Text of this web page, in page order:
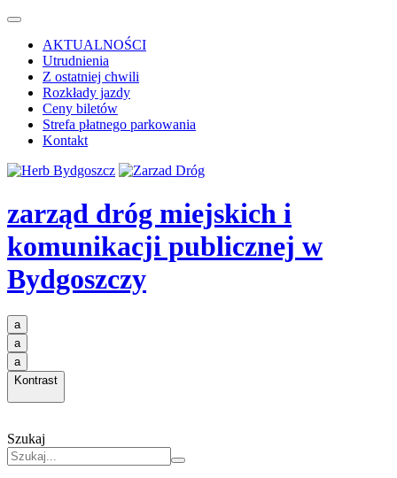
AKTUALNOŚCI
Utrudnienia
Z ostatniej chwili
Rozkłady jazdy
Ceny biletów
Strefa płatnego parkowania
Kontakt
zarząd dróg miejskich i
komunikacji publicznej w
Bydgoszczy
a
a
a
Kontrast
Szukaj